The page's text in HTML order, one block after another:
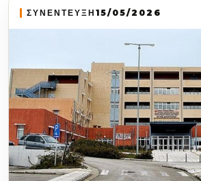
ΣΥΝΕΝΤΕΥΞΗ 15/05/2026